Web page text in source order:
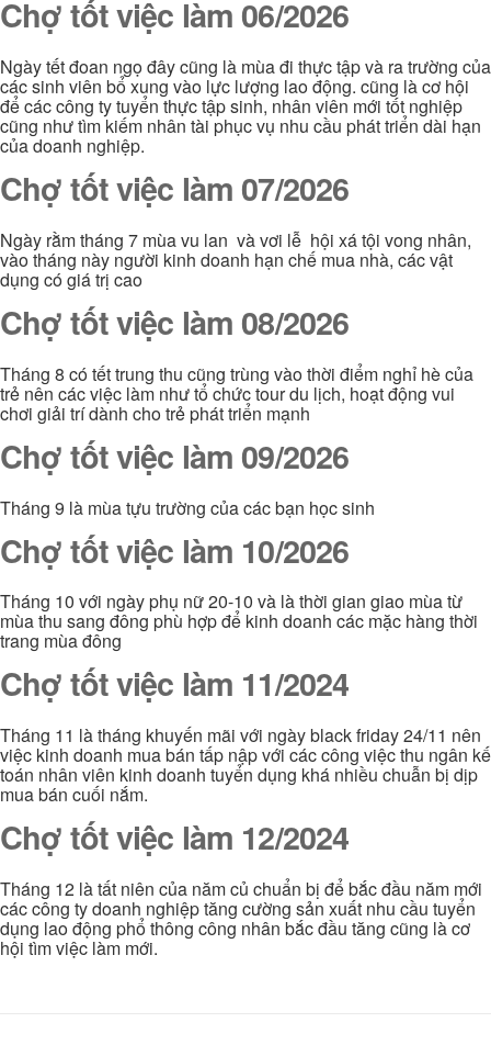
Chợ tốt việc làm 06/2026
Ngày tết đoan ngọ đây cũng là mùa đi thực tập và ra trường của
các sinh viên bổ xung vào lực lượng lao động. cũng là cơ hội
để các công ty tuyển thực tập sinh, nhân viên mới tốt nghiệp
cũng như tìm kiếm nhân tài phục vụ nhu cầu phát triển dài hạn
của doanh nghiệp.
Chợ tốt việc làm 07/2026
Ngày rằm tháng 7 mùa vu lan và vơi lễ hội xá tội vong nhân,
vào tháng này người kinh doanh hạn chế mua nhà, các vật
dụng có giá trị cao
Chợ tốt việc làm 08/2026
Tháng 8 có tết trung thu cũng trùng vào thời điểm nghỉ hè của
trẻ nên các việc làm như tổ chức tour du lịch, hoạt động vui
chơi giải trí dành cho trẻ phát triển mạnh
Chợ tốt việc làm 09/2026
Tháng 9 là mùa tựu trường của các bạn học sinh
Chợ tốt việc làm 10/2026
Tháng 10 với ngày phụ nữ 20-10 và là thời gian giao mùa từ
mùa thu sang đông phù hợp để kinh doanh các mặc hàng thời
trang mùa đông
Chợ tốt việc làm 11/2024
Tháng 11 là tháng khuyến mãi với ngày black friday 24/11 nên
việc kinh doanh mua bán tấp nập với các công việc thu ngân kế
toán nhân viên kinh doanh tuyển dụng khá nhiều chuẫn bị dịp
mua bán cuối nắm.
Chợ tốt việc làm 12/2024
Tháng 12 là tất niên của năm củ chuẩn bị để bắc đầu năm mới
các công ty doanh nghiệp tăng cường sản xuất nhu cầu tuyển
dụng lao động phổ thông công nhân bắc đầu tăng cũng là cơ
hội tìm việc làm mới.